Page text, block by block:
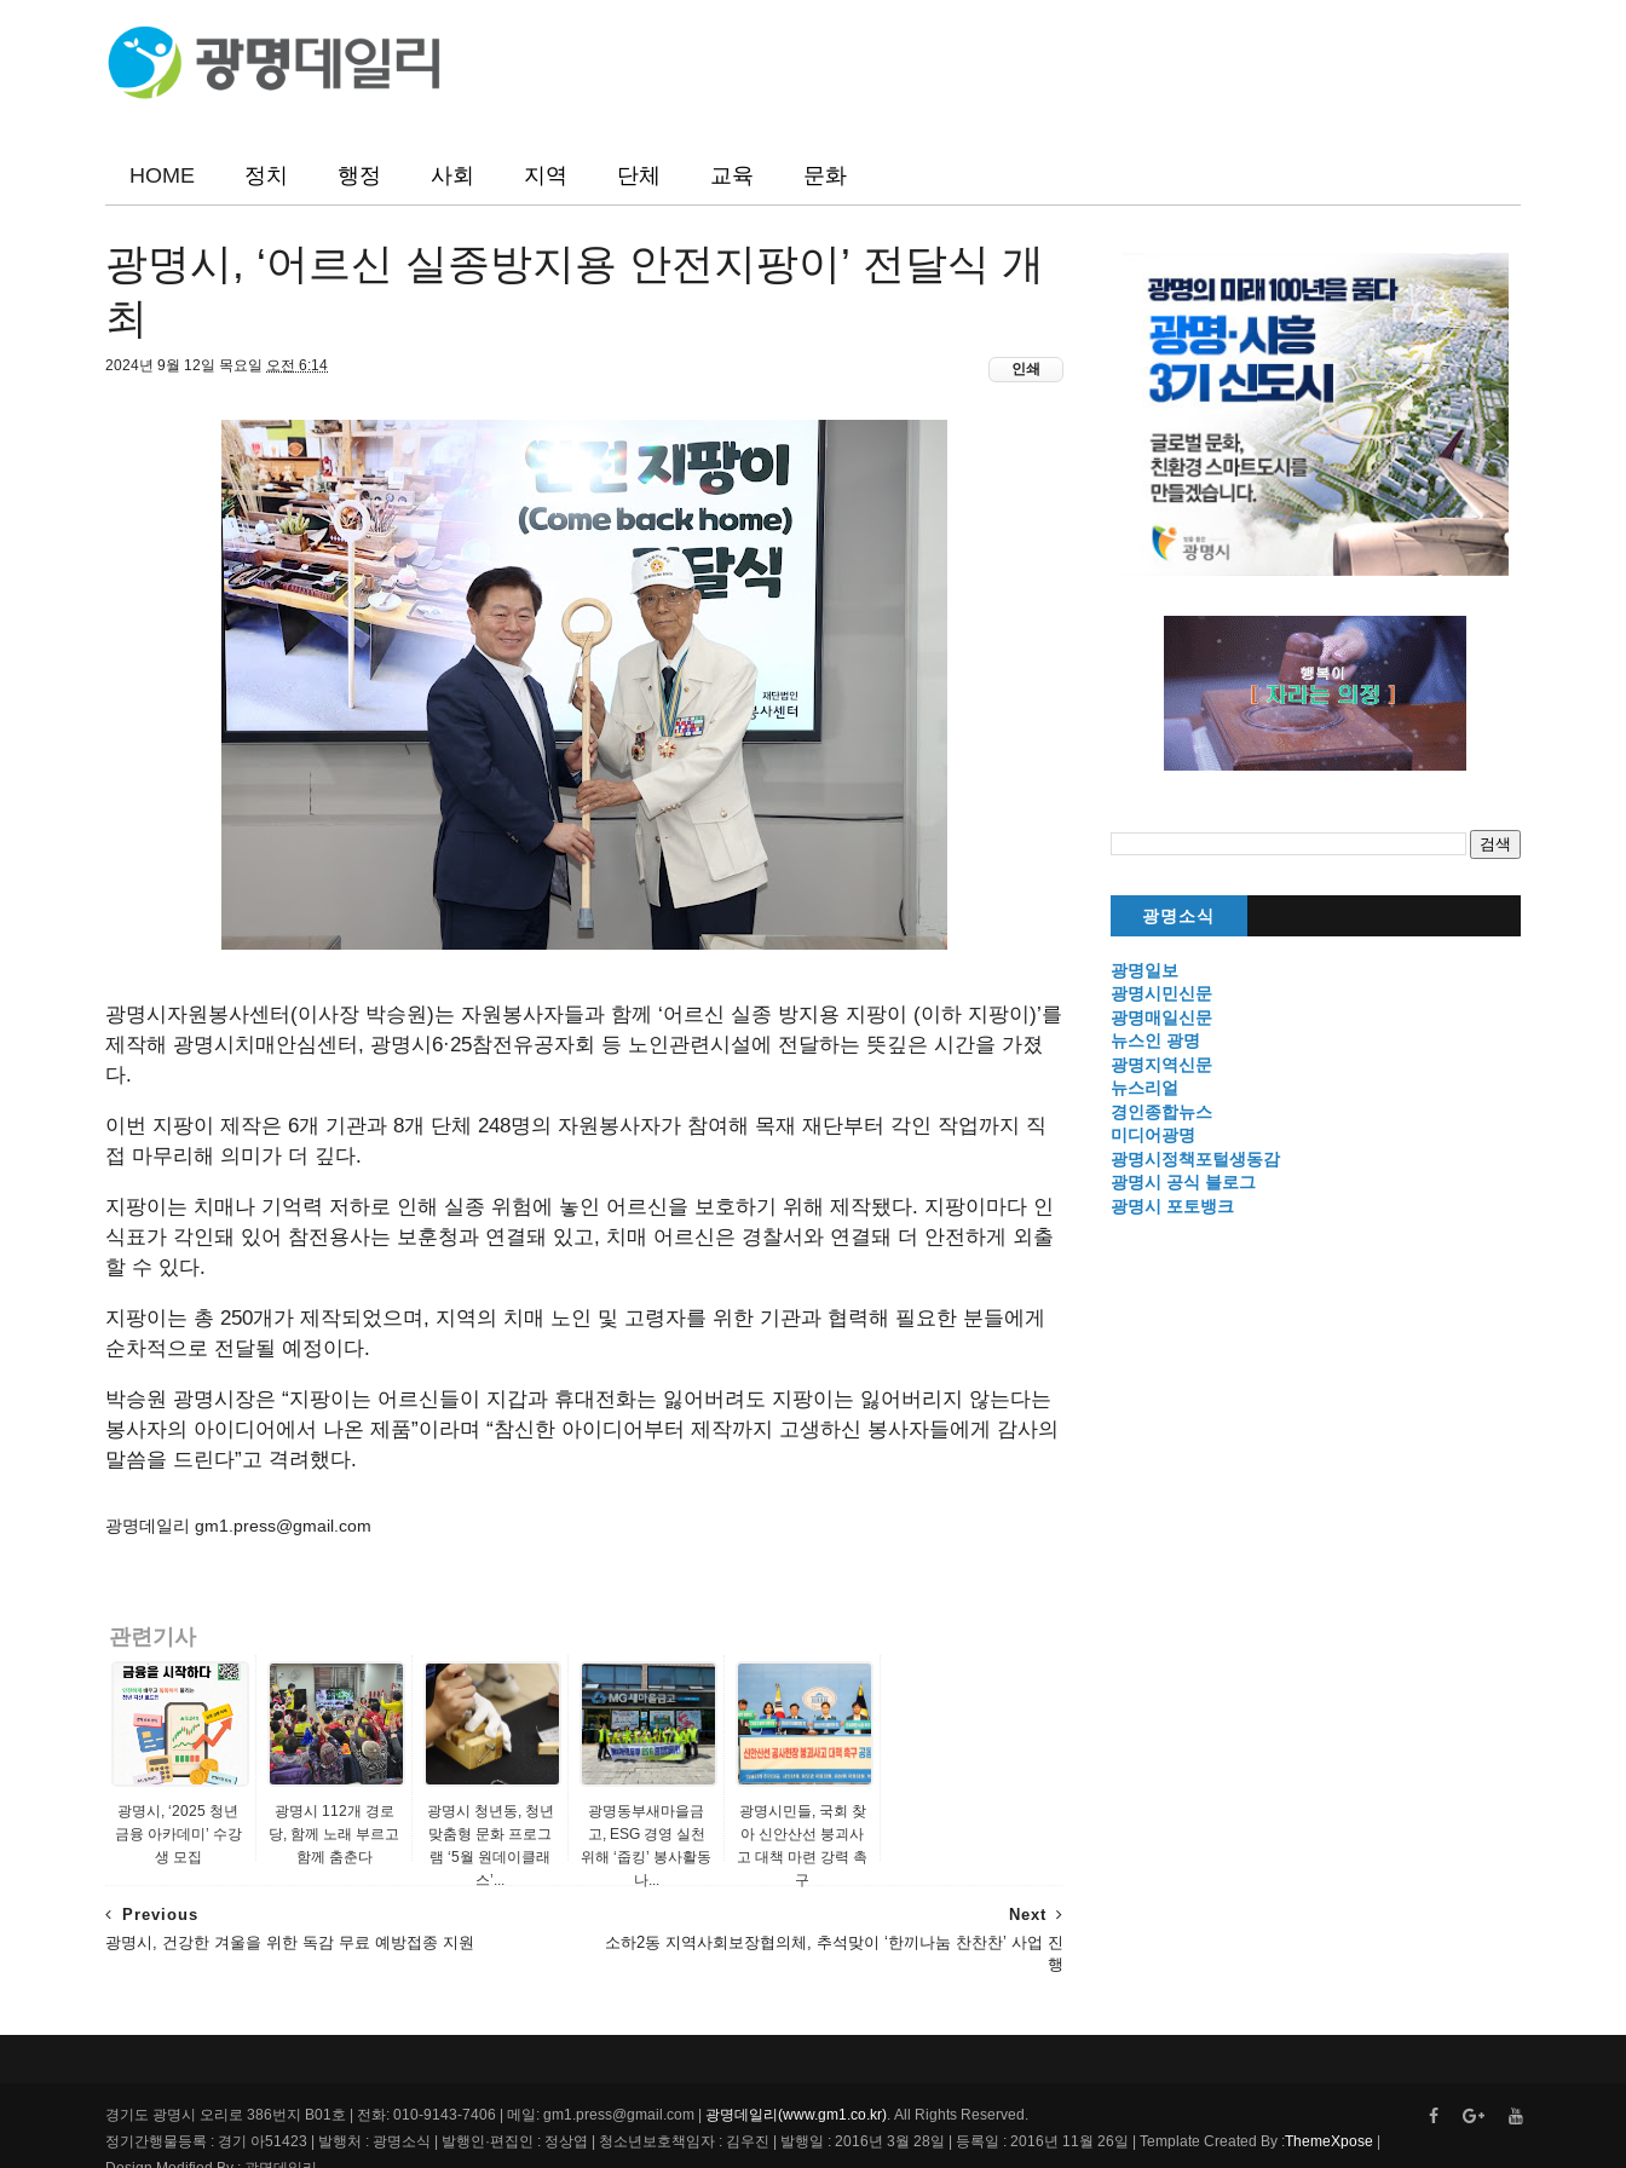
HOME 정치 행정 사회 지역 단체 교육 문화
광명시, ‘어르신 실종방지용 안전지팡이’ 전달식 개
최
2024년 9월 12일 목요일 오전 6:14 인쇄
광명시자원봉사센터(이사장 박승원)는 자원봉사자들과 함께 ‘어르신 실종 방지용 지팡이 (이하 지팡이)’를
제작해 광명시치매안심센터, 광명시6·25참전유공자회 등 노인관련시설에 전달하는 뜻깊은 시간을 가졌
다.
이번 지팡이 제작은 6개 기관과 8개 단체 248명의 자원봉사자가 참여해 목재 재단부터 각인 작업까지 직
접 마무리해 의미가 더 깊다.
지팡이는 치매나 기억력 저하로 인해 실종 위험에 놓인 어르신을 보호하기 위해 제작됐다. 지팡이마다 인
식표가 각인돼 있어 참전용사는 보훈청과 연결돼 있고, 치매 어르신은 경찰서와 연결돼 더 안전하게 외출
할 수 있다.
지팡이는 총 250개가 제작되었으며, 지역의 치매 노인 및 고령자를 위한 기관과 협력해 필요한 분들에게
순차적으로 전달될 예정이다.
박승원 광명시장은 “지팡이는 어르신들이 지갑과 휴대전화는 잃어버려도 지팡이는 잃어버리지 않는다는
봉사자의 아이디어에서 나온 제품”이라며 “참신한 아이디어부터 제작까지 고생하신 봉사자들에게 감사의
말씀을 드린다”고 격려했다.
광명데일리 gm1.press@gmail.com
관련기사
광명시, ‘2025 청년
금융 아카데미’ 수강
생 모집
광명시 112개 경로
당, 함께 노래 부르고
함께 춤춘다
광명시 청년동, 청년
맞춤형 문화 프로그
램 ‘5월 원데이클래
스’...
광명동부새마을금
고, ESG 경영 실천
위해 ‘줍킹’ 봉사활동
나...
광명시민들, 국회 찾
아 신안산선 붕괴사
고 대책 마련 강력 촉
구
Next
소하2동 지역사회보장협의체, 추석맞이 ‘한끼나눔 찬찬찬’ 사업 진
행
Previous
광명시, 건강한 겨울을 위한 독감 무료 예방접종 지원
광명소식
광명일보
광명시민신문
광명매일신문
뉴스인 광명
광명지역신문
뉴스리얼
경인종합뉴스
미디어광명
광명시정책포털생동감
광명시 공식 블로그
광명시 포토뱅크
경기도 광명시 오리로 386번지 B01호 | 전화: 010-9143-7406 | 메일: gm1.press@gmail.com | 광명데일리(www.gm1.co.kr). All Rights Reserved.
정기간행물등록 : 경기 아51423 | 발행처 : 광명소식 | 발행인·편집인 : 정상엽 | 청소년보호책임자 : 김우진 | 발행일 : 2016년 3월 28일 | 등록일 : 2016년 11월 26일 | Template Created By :ThemeXpose